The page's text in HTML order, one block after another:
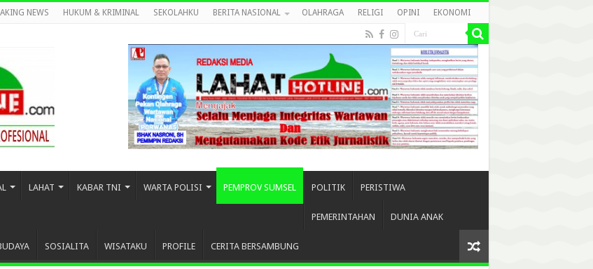
NEWS HUKUM & KRIMINAL SEKOLAHKU BERITA NASIONAL OLAHRAGA RELIGI OPINI EKONOMI
LAHAT KABAR TNI WARTA POLISI PEMPROV SUMSEL POLITIK PERISTIWA
PEMERINTAHAN DUNIA ANAK
SOSIALITA WISATAKU PROFILE CERITA BERSAMBUNG